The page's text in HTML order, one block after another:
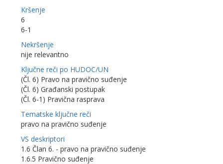
Kršenje
6
6-1
Nekršenje
nije relevantno
Ključne reči po HUDOC/UN
(Čl. 6) Pravo na pravično suđenje
(Čl. 6) Građanski postupak
(Čl. 6-1) Pravična rasprava
Tematske ključne reči
pravo na pravično suđenje
VS deskriptori
1.6 Član 6. - pravo na pravično suđenje
1.6.5 Pravično suđenje